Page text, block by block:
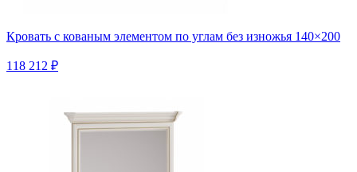
Кровать с кованым элементом по углам без изножья 140×200
118 212 ₽